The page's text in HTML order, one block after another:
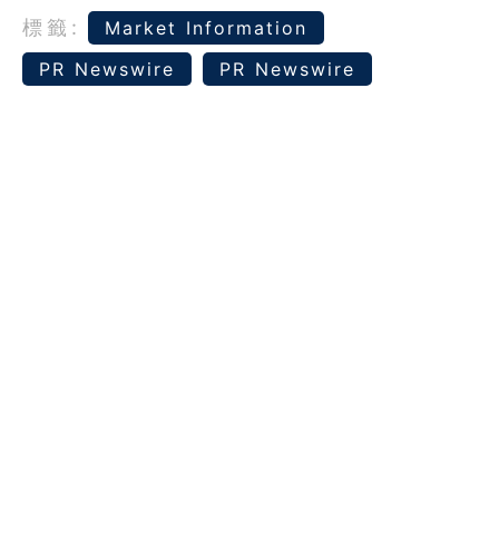
標籤:
Market Information
PR Newswire
PR Newswire